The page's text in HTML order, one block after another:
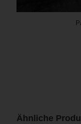
Ähnliche